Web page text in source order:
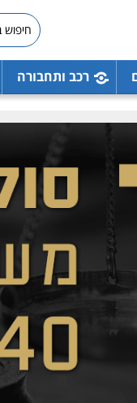
רכב ותחבורה